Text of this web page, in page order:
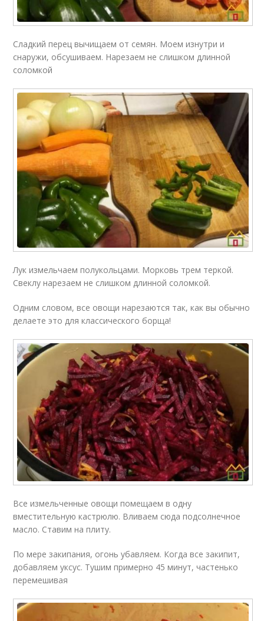
Сладкий перец вычищаем от семян. Моем изнутри и
снаружи, обсушиваем. Нарезаем не слишком длинной
соломкой
Лук измельчаем полукольцами. Морковь трем теркой.
Свеклу нарезаем не слишком длинной соломкой.
Одним словом, все овощи нарезаются так, как вы обычно
делаете это для классического борща!
Все измельченные овощи помещаем в одну
вместительную кастрюлю. Вливаем сюда подсолнечное
масло. Ставим на плиту.
По мере закипания, огонь убавляем. Когда все закипит,
добавляем уксус. Тушим примерно 45 минут, частенько
перемешивая